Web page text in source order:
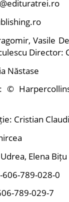
Vasile
Director:
Năstase
©
Cristian
Elena Bițu
606-789-028-0
789-029-7